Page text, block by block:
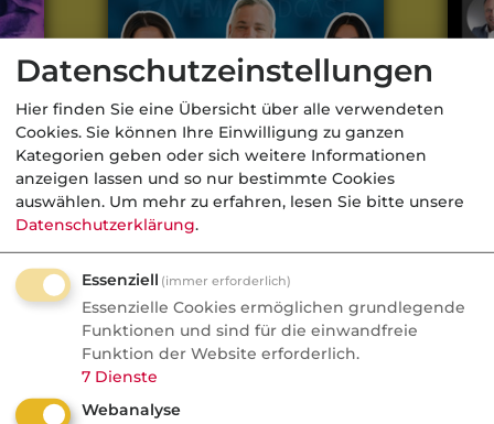
Reiseversicherungen - warum
ein Makler hier aktiv sein sollte.
weitere Podcasts
Aus der dvb-Redaktion
Hausrat
Nachrichten
Apple führt Versicherung für
Geräte ein
Apple startet jetzt ein Abo, das gleich drei
Geräte auf einmal absichert. Sogar ältere
Hardware darf mit rein. Was AppleCare
Datenschutzeinstellungen
Hier finden Sie eine Übersicht über alle verwendeten
Cookies. Sie können Ihre Einwilligung zu ganzen
Kategorien geben oder sich weitere Informationen
anzeigen lassen und so nur bestimmte Cookies
auswählen. Um mehr zu erfahren, lesen Sie bitte unsere
Datenschutzerklärung.
Essenziell (immer erforderlich)
Essenzielle Cookies ermöglichen grundlegende
Funktionen und sind für die einwandfreie
Funktion der Website erforderlich.
7 Dienste
Webanalyse